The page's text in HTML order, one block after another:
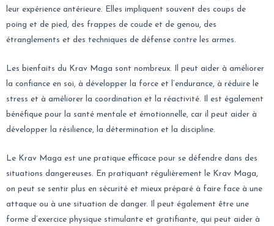
leur expérience antérieure. Elles impliquent souvent des coups de
poing et de pied, des frappes de coude et de genou, des
étranglements et des techniques de défense contre les armes.
Les bienfaits du Krav Maga sont nombreux. Il peut aider à améliorer
la confiance en soi, à développer la force et l’endurance, à réduire le
stress et à améliorer la coordination et la réactivité. Il est également
bénéfique pour la santé mentale et émotionnelle, car il peut aider à
développer la résilience, la détermination et la discipline.
Le Krav Maga est une pratique efficace pour se défendre dans des
situations dangereuses. En pratiquant régulièrement le Krav Maga,
on peut se sentir plus en sécurité et mieux préparé à faire face à une
attaque ou à une situation de danger. Il peut également être une
forme d’exercice physique stimulante et gratifiante, qui peut aider à